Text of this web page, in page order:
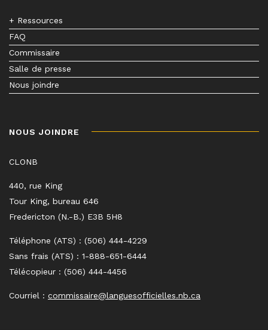
+ Ressources
FAQ
Commissaire
Salle de presse
Nous joindre
NOUS JOINDRE
CLONB
440, rue King
Tour King, bureau 646
Fredericton (N.-B.) E3B 5H8
Téléphone (ATS) : (506) 444-4229
Sans frais (ATS) : 1-888-651-6444
Télécopieur : (506) 444-4456
Courriel : commissaire@languesofficielles.nb.ca